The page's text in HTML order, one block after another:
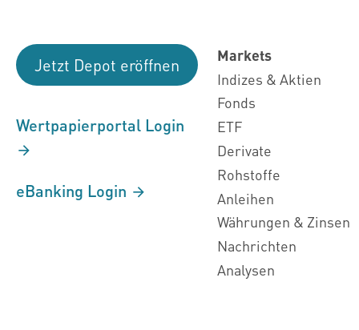
Jetzt Depot eröffnen
Wertpapierportal Login
eBanking Login
Markets
Indizes & Aktien
Fonds
ETF
Derivate
Rohstoffe
Anleihen
Währungen & Zinsen
Nachrichten
Analysen